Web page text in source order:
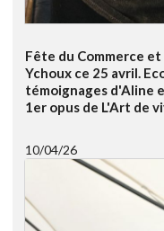
Fête du Commerce et
Ychoux ce 25 avril.
témoignages d'Aline
1er opus de L'Art de
10/04/26